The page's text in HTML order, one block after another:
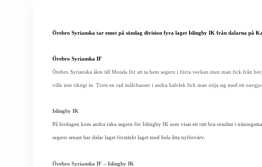
Örebro Syrianska tar emot på söndag division fyra laget Islingby IK från dalarna på
Örebro Syrianska IF
Örebro Syrianska åkte till Motala för att ta hem segern i förra veckan men man fick från
ville inte riktigt in. Trots en rad målchanser i andra halvlek fick man nöja sig med ett
Islingby IK
På lördagen kom andra raka segern för Islingby IK som visat ett rätt bra resultat i
segern senast har dalar laget förstärkt laget med hela åtta nyförvärv.
Örebro Syrianska IF – Islingby IK